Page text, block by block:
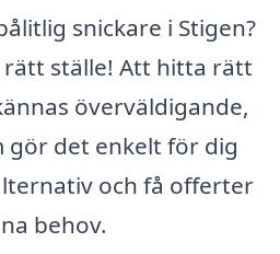
snickare i Stigen?
ställe! Att hitta rätt
överväldigande,
det enkelt för dig
och få offerter
behov.